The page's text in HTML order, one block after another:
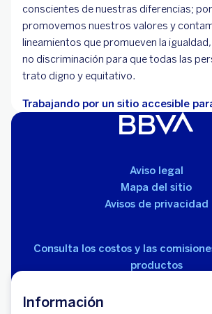
Información
conscientes de nuestras diferencias;
promovemos nuestros valores y
lineamientos que promueven la
no discriminación para que todas las
trato digno y equitativo.
Trabajando por un sitio accesible
Aviso legal
Mapa del sitio
Avisos de privacidad
Consulta los costos y las
productos